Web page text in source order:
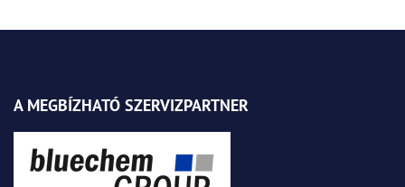
A MEGBÍZHATÓ SZERVIZPARTNER